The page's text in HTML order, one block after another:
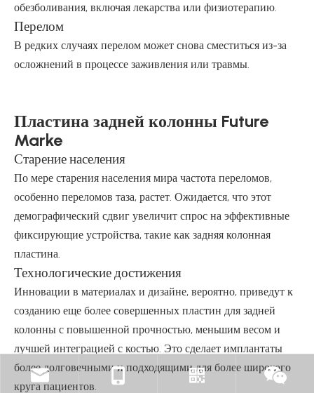
обезболивания, включая лекарства или физиотерапию.
Перелом
В редких случаях перелом может снова сместиться из-за
осложнений в процессе заживления или травмы.
Пластина задней колонны Future
Marke
Старение населения
По мере старения населения мира частота переломов,
особенно переломов таза, растет. Ожидается, что этот
демографический сдвиг увеличит спрос на эффективные
фиксирующие устройства, такие как задняя колонная
пластина.
Технологические достижения
Инновации в материалах и дизайне, вероятно, приведут к
созданию еще более совершенных пластин для задней
колонны с повышенной прочностью, меньшим весом и
лучшей интеграцией с костью. Это сделает имплантаты
более долговечными и подходящими для более широкого
круга пациентов.